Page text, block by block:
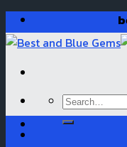
Skip
to
content
Search
for: